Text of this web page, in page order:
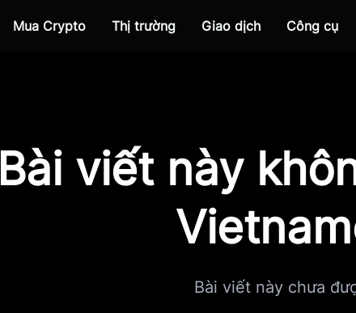
Mua Crypto Thị trường Giao dịch Công cụ
Bài viết này
Bài viết này chưa